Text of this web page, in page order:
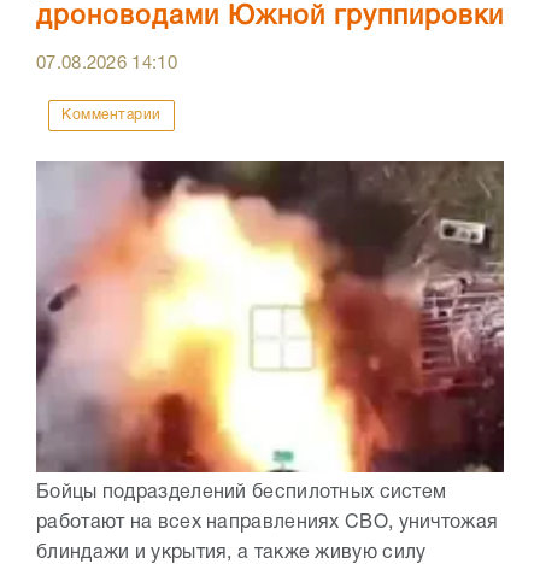
дроноводами Южной группировки
07.08.2026 14:10
Комментарии
Бойцы подразделений беспилотных систем
работают на всех направлениях СВО, уничтожая
блиндажи и укрытия, а также живую силу